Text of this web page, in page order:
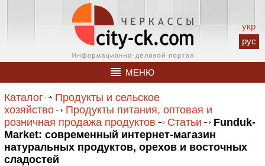
укр
рус
МЕНЮ
Каталог
Продукты и сельское
хозяйство
Продукты питания, оптовая и
розничная продажа продуктов
Статьи
Funduk-
Market: современный интернет-магазин
натуральных продуктов, орехов и восточных
сладостей